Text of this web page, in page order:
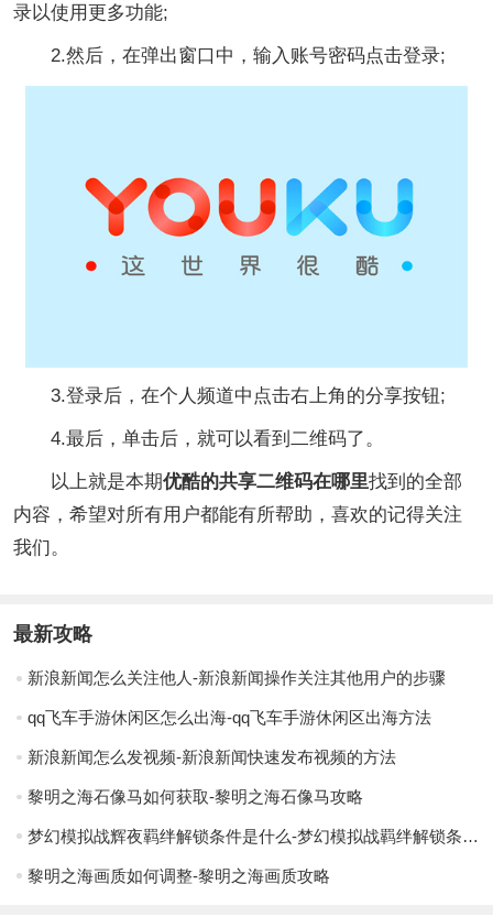
录以使用更多功能;
2.然后，在弹出窗口中，输入账号密码点击登录;
3.登录后，在个人频道中点击右上角的分享按钮;
4.最后，单击后，就可以看到二维码了。
以上就是本期优酷的共享二维码在哪里找到的全部
内容，希望对所有用户都能有所帮助，喜欢的记得关注
我们。
最新攻略
新浪新闻怎么关注他人-新浪新闻操作关注其他用户的步骤
qq飞车手游休闲区怎么出海-qq飞车手游休闲区出海方法
新浪新闻怎么发视频-新浪新闻快速发布视频的方法
黎明之海石像马如何获取-黎明之海石像马攻略
梦幻模拟战辉夜羁绊解锁条件是什么-梦幻模拟战羁绊解锁条件一览
黎明之海画质如何调整-黎明之海画质攻略